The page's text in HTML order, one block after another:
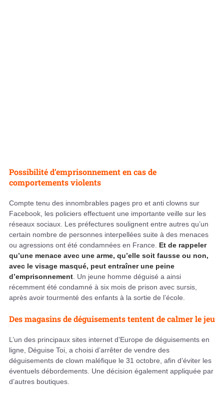
Possibilité d’emprisonnement en cas de
comportements violents
Compte tenu des innombrables pages pro et anti clowns sur
Facebook, les policiers effectuent une importante veille sur les
réseaux sociaux. Les préfectures soulignent entre autres qu’un
certain nombre de personnes interpellées suite à des menaces
ou agressions ont été condamnées en France. Et de rappeler
qu’une menace avec une arme, qu’elle soit fausse ou non,
avec le visage masqué, peut entraîner une peine
d’emprisonnement. Un jeune homme déguisé a ainsi
récemment été condamné à six mois de prison avec sursis,
après avoir tourmenté des enfants à la sortie de l’école.
Des magasins de déguisements tentent de calmer le jeu
L’un des principaux sites internet d’Europe de déguisements en
ligne, Déguise Toi, a choisi d’arrêter de vendre des
déguisements de clown maléfique le 31 octobre, afin d’éviter les
éventuels débordements. Une décision également appliquée par
d’autres boutiques.